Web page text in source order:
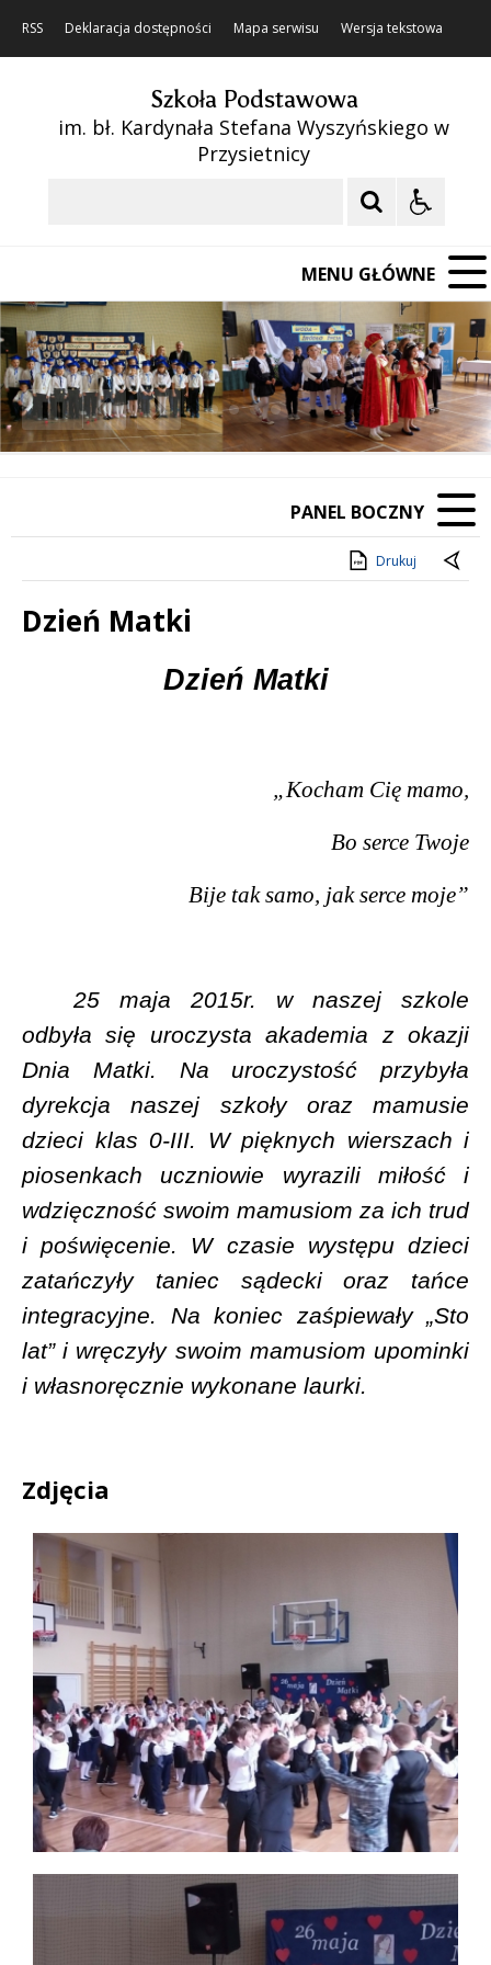
RSS Deklaracja dostępności Mapa serwisu Wersja tekstowa
Szkoła Podstawowa
im. bł. Kardynała Stefana Wyszyńskiego w
Przysietnicy
MENU GŁÓWNE
Poprzedni Element
Następny Element
❚❚
PANEL BOCZNY
Drukuj
Dzień Matki
Dzień Matki
„Kocham Cię mamo,
Bo serce Twoje
Bije tak samo, jak serce moje”
25 maja 2015r. w naszej szkole
odbyła się uroczysta akademia z okazji
Dnia Matki. Na uroczystość przybyła
dyrekcja naszej szkoły oraz mamusie
dzieci klas 0-III. W pięknych wierszach i
piosenkach uczniowie wyrazili miłość i
wdzięczność swoim mamusiom za ich trud
i poświęcenie. W czasie występu dzieci
zatańczyły taniec sądecki oraz tańce
integracyjne. Na koniec zaśpiewały „Sto
lat” i wręczyły swoim mamusiom upominki
i własnoręcznie wykonane laurki.
Zdjęcia